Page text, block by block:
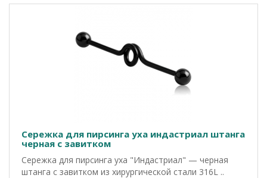
Сережка для пирсинга уха индастриал штанга
черная с завитком
Сережка для пирсинга уха "Индастриал" — черная
штанга с завитком из хирургической стали 316L ..